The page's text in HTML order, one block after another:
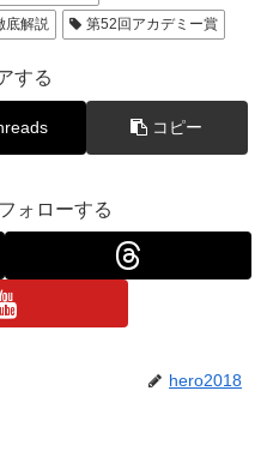
底解説 第52回アカデミー賞
する
コピー
ォローする
hero2018